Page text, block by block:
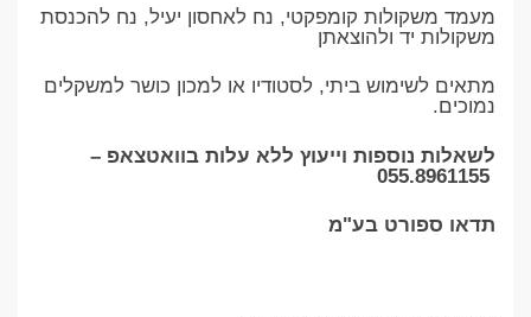
מעמד משקולות קומפקטי, נח לאחסון יעיל, נח להכנסת
משקולות יד ולהוצאתן
מתאים לשימוש ביתי, לסטודיו או למכון כושר למשקלים
נמוכים.
לשאלות נוספות וייעוץ ללא עלות בוואטצאפ –
055.8961155
תדאו ספורט בע"מ